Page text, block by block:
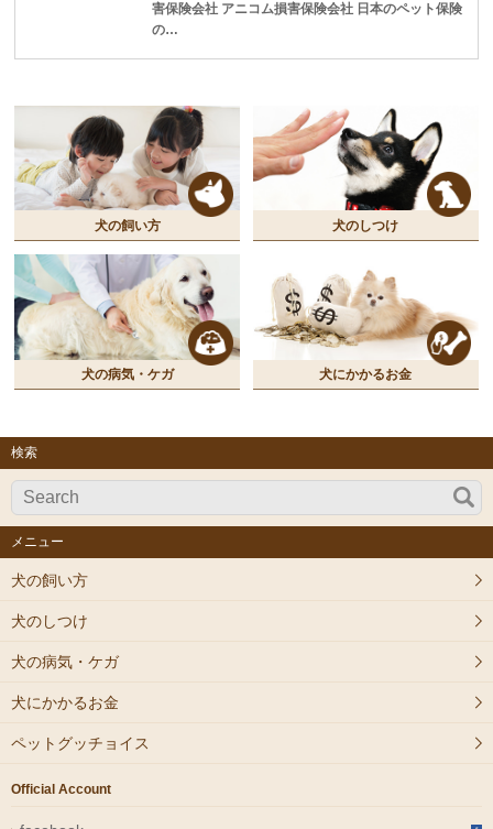
害保険会社 アニコム損害保険会社 日本のペット保険
の…
犬の飼い方 犬のしつけ
犬の病気・ケガ 犬にかかるお金
検索
メニュー
犬の飼い方
犬のしつけ
犬の病気・ケガ
犬にかかるお金
ペットグッチョイス
Official Account